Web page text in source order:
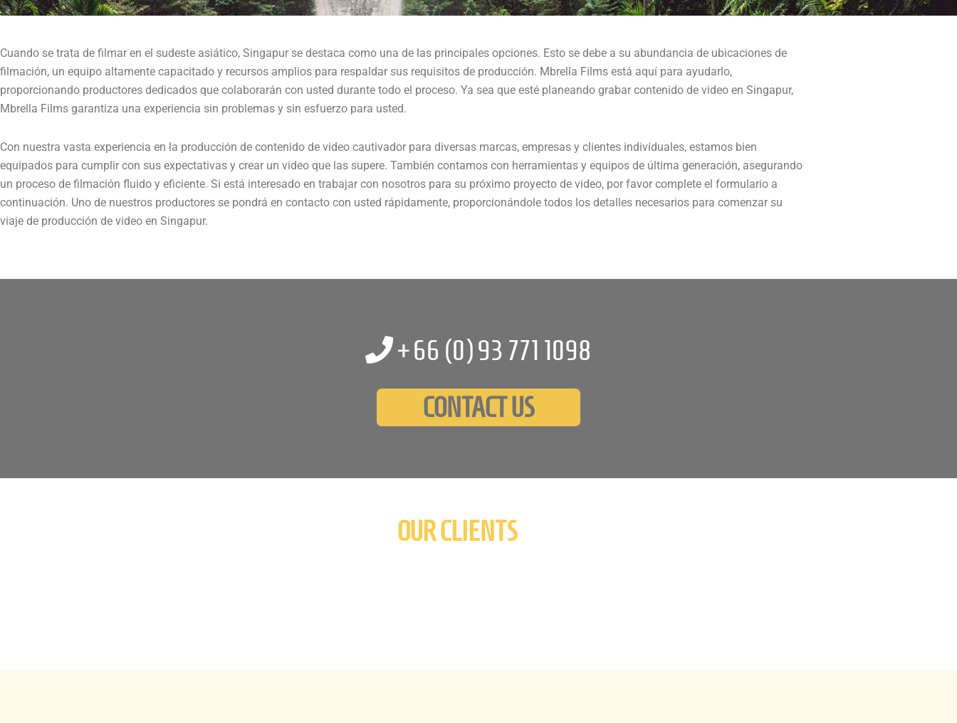
Cuando se trata de filmar en el sudeste asiático, Singapur se destaca como una de las principales opciones. Esto se debe a su abundancia de ubicaciones de
filmación, un equipo altamente capacitado y recursos amplios para respaldar sus requisitos de producción. Mbrella Films está aquí para ayudarlo,
proporcionando productores dedicados que colaborarán con usted durante todo el proceso. Ya sea que esté planeando grabar contenido de video en Singapur,
Mbrella Films garantiza una experiencia sin problemas y sin esfuerzo para usted.
Con nuestra vasta experiencia en la producción de contenido de video cautivador para diversas marcas, empresas y clientes individuales, estamos bien
equipados para cumplir con sus expectativas y crear un video que las supere. También contamos con herramientas y equipos de última generación, asegurando
un proceso de filmación fluido y eficiente. Si está interesado en trabajar con nosotros para su próximo proyecto de video, por favor complete el formulario a
continuación. Uno de nuestros productores se pondrá en contacto con usted rápidamente, proporcionándole todos los detalles necesarios para comenzar su
viaje de producción de video en Singapur.
+66 (0)93 771 1098
CONTACT US
OUR CLIENTS